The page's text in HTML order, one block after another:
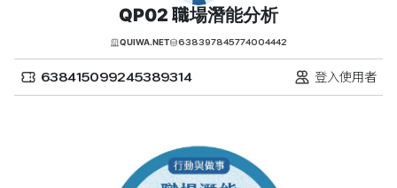
QP02 職場潛能分析
QUIWA.NET 638397845774004442
638415099245389314 登入使用者